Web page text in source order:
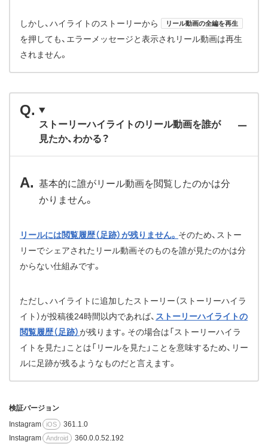
しかし、ハイライトのストーリーから リール動画の全編を再生
を押しても、エラーメッセージと表示されリール動画は再生
されません。
ストーリーハイライトのリール動画を誰が
見たか、わかる？
基本的に誰がリール動画を閲覧したのかは分
かりません。
リールには閲覧履歴（足跡）が残りません。 そのため、ストー
リーでシェアされたリール動画そのものを誰が見たのかは分
からない仕組みです。
ただし、ハイライトに追加したストーリー（ストーリーハイラ
イト）が投稿後24時間以内であれば、 ストーリーハイライトの
閲覧履歴（足跡）が残ります。その場合は「ストーリーハイラ
イトを見た」ことは「リールを見た」ことを意味するため、リー
ルに足跡が残るようなものだと言えます。
検証バージョン
Instagram
iOS
361.1.0
Instagram
Android 360.0.0.52.192